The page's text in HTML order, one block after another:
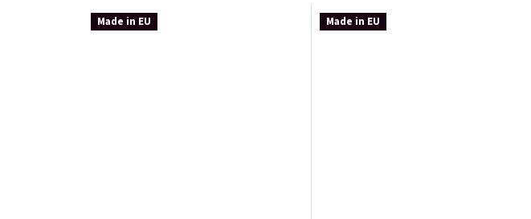
Made in EU Made in EU